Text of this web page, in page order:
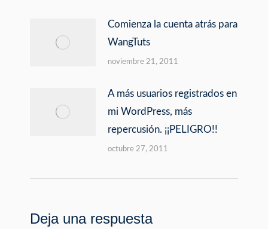
Comienza la cuenta atrás para
WangTuts
noviembre 21, 2011
A más usuarios registrados en
mi WordPress, más
repercusión. ¡¡PELIGRO!!
octubre 27, 2011
Deja una respuesta